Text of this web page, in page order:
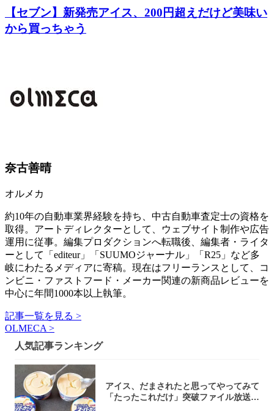
【セブン】新発売アイス、200円超えだけど美味い
から買っちゃう
奈古善晴
オルメカ
約10年の自動車業界経験を持ち、中古自動車査定士の資格を
取得。アートディレクターとして、ウェブサイト制作や広告
運用に従事。編集プロダクションへ転職後、編集者・ライタ
ーとして「editeur」「SUUMOジャーナル」「R25」など多
岐にわたるメディアに寄稿。現在はフリーランスとして、コ
ンビニ・ファストフード・メーカー関連の新商品レビューを
中心に年間1000本以上執筆。
記事一覧を見る >
OLMECA >
人気記事ランキング
アイス、だまされたと思ってやってみて
「たったこれだけ」突破ファイル放送で